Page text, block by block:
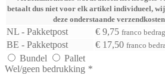
betaalt dus niet voor elk artikel individueel,
deze onderstaande
NL - Pakketpost € 9,75 franco
BE - Pakketpost € 17,50 franco
Bundel
Pallet
Wel/geen bedrukking *